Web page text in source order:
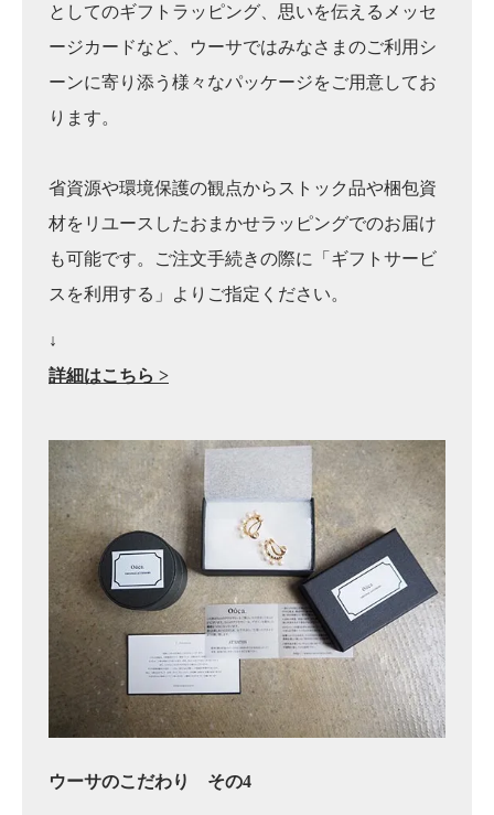
としてのギフトラッピング、思いを伝えるメッセ
ージカードなど、ウーサではみなさまのご利用シ
ーンに寄り添う様々なパッケージをご用意してお
ります。
省資源や環境保護の観点からストック品や梱包資
材をリユースしたおまかせラッピングでのお届け
も可能です。ご注文手続きの際に「ギフトサービ
スを利用する」よりご指定ください。
↓
詳細はこちら >
ウーサのこだわり その4